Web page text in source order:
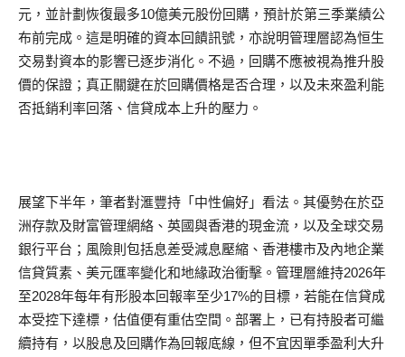
元，並計劃恢復最多10億美元股份回購，預計於第三季業績公
布前完成。這是明確的資本回饋訊號，亦說明管理層認為恒生
交易對資本的影響已逐步消化。不過，回購不應被視為推升股
價的保證；真正關鍵在於回購價格是否合理，以及未來盈利能
否抵銷利率回落、信貸成本上升的壓力。
展望下半年，筆者對滙豐持「中性偏好」看法。其優勢在於亞
洲存款及財富管理網絡、英國與香港的現金流，以及全球交易
銀行平台；風險則包括息差受減息壓縮、香港樓市及內地企業
信貸質素、美元匯率變化和地緣政治衝擊。管理層維持2026年
至2028年每年有形股本回報率至少17%的目標，若能在信貸成
本受控下達標，估值便有重估空間。部署上，已有持股者可繼
續持有，以股息及回購作為回報底線，但不宜因單季盈利大升